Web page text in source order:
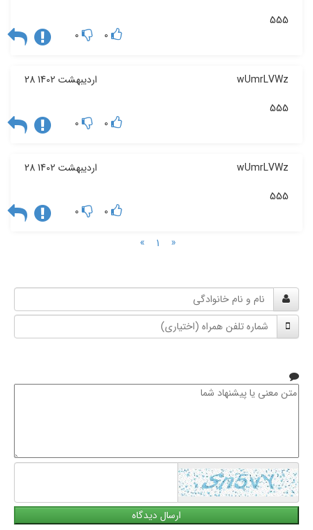
555
0
0
wUmrLVWz 28 اردیبهشت 1402
555
0
0
wUmrLVWz 28 اردیبهشت 1402
555
0
0
«
1
»
و
نام
خانوادگی
شماره
تلفن
متن